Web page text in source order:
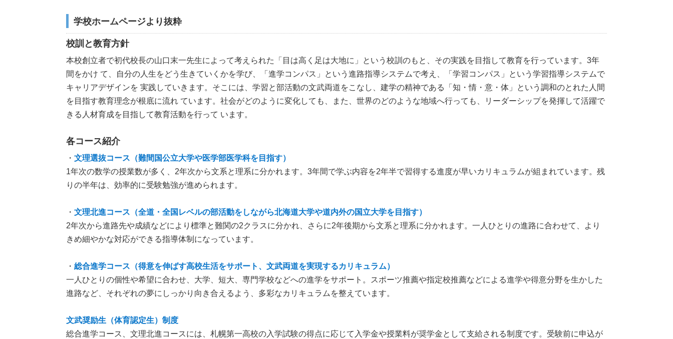
学校ホームページより抜粋
校訓と教育方針
本校創立者で初代校長の山口末一先生によって考えられた「目は高く足は大地に」という校訓のもと、その実践を目指して教育を行っています。3年
間をかけ て、自分の人生をどう生きていくかを学び、「進学コンパス」という進路指導システムで考え、「学習コンパス」という学習指導システムで
キャリアデザインを 実践していきます。そこには、学習と部活動の文武両道をこなし、建学の精神である「知・情・意・体」という調和のとれた人間
を目指す教育理念が根底に流れ ています。社会がどのように変化しても、また、世界のどのような地域へ行っても、リーダーシップを発揮して活躍で
きる人材育成を目指して教育活動を行って います。
各コース紹介
・ 文理選抜コース（難間国公立大学や医学部医学科を目指す）
1年次の数学の授業数が多く、2年次から文系と理系に分かれます。3年間で学ぶ内容を2年半で習得する進度が早いカリキュラムが組まれています。残
りの半年は、効率的に受験勉強が進められます。
・ 文理北進コース（全道・全国レベルの部活動をしながら北海道大学や道内外の国立大学を目指す）
2年次から進路先や成績などにより標準と難関の2クラスに分かれ、さらに2年後期から文系と理系に分かれます。一人ひとりの進路に合わせて、より
きめ細やかな対応ができる指導体制になっています。
・ 総合進学コース（得意を伸ばす高校生活をサポート、文武両道を実現するカリキュラム）
一人ひとりの個性や希望に合わせ、大学、短大、専門学校などへの進学をサポート。スポーツ推薦や指定校推薦などによる進学や得意分野を生かした
進路など、それぞれの夢にしっかり向き合えるよう、多彩なカリキュラムを整えています。
文武奨励生（体育認定生）制度
総合進学コース、文理北進コースには、札幌第一高校の入学試験の得点に応じて入学金や授業料が奨学金として支給される制度です。受験前に申込が